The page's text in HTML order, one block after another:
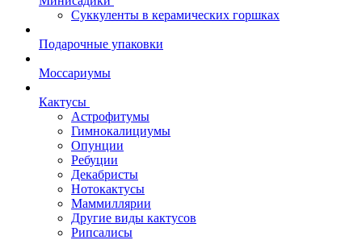
Суккуленты в керамических горшках
Подарочные упаковки
Моссариумы
Кактусы
Астрофитумы
Гимнокалициумы
Опунции
Ребуции
Декабристы
Нотокактусы
Маммиллярии
Другие виды кактусов
Рипсалисы